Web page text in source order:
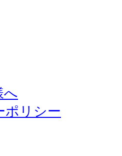
へ
ポリシー